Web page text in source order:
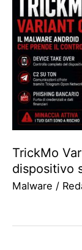
TrickMo
dispositivo
Malware /